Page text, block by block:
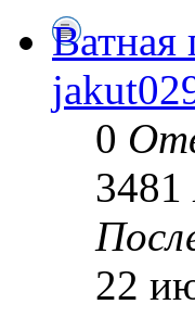
Ватная
0
3481
22